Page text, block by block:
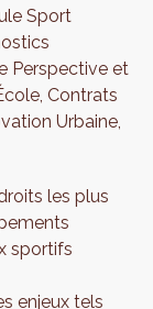
Sport
Perspective et
Contrats
Urbaine,
les plus
sportifs
enjeux tels